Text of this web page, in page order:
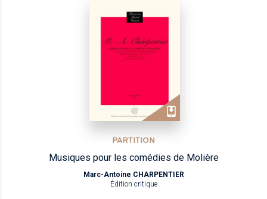
PARTITION
Musiques pour les comédies de Molière
Marc-Antoine CHARPENTIER
Édition critique